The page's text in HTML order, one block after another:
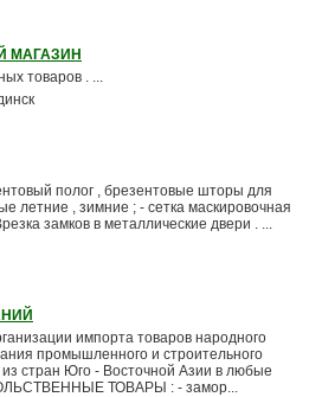
МАГАЗИН
товаров . ...
полог , брезентовые шторы для
летние , зимние ; - сетка маскировочная
замков в металлические двери . ...
импорта товаров народного
промышленного и строительного
стран Юго - Восточной Азии в любые
ТОВАРЫ : - замор...